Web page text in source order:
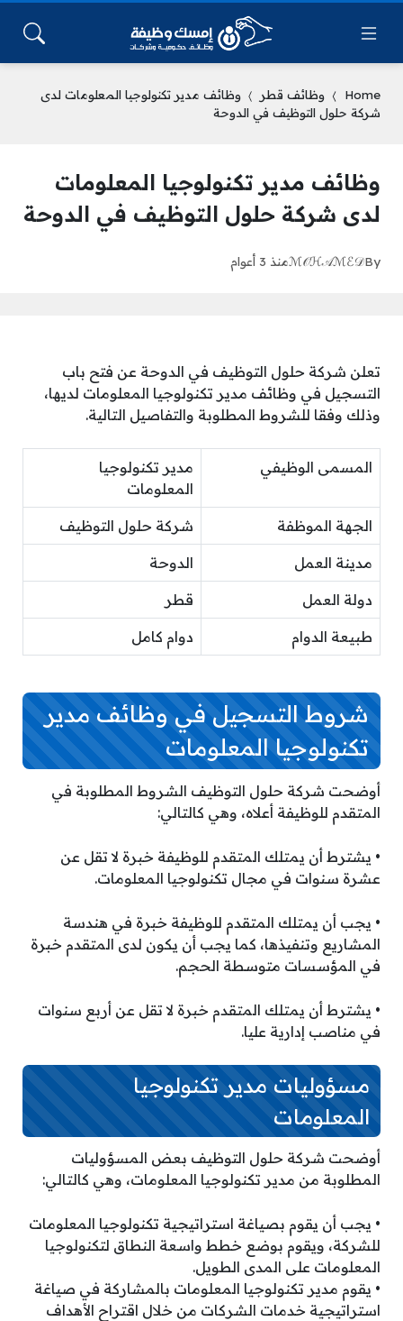
Home وظائف قطر
وظائف مدير تكنولوجيا المعلومات لدى
شركة حلول التوظيف في الدوحة
وظائف مدير تكنولوجيا المعلومات
لدى شركة حلول التوظيف في الدوحة
By
ℳ𝒪ℋ𝒜ℳℰ𝒟منذ 3 أعوام
تعلن شركة حلول التوظيف في الدوحة عن فتح باب
التسجيل في وظائف مدير تكنولوجيا المعلومات لديها،
وذلك وفقا للشروط المطلوبة والتفاصيل التالية.
المسمى الوظيفي
مدير تكنولوجيا
المعلومات
الجهة الموظفة شركة حلول التوظيف
مدينة العمل الدوحة
دولة العمل قطر
طبيعة الدوام دوام كامل
شروط التسجيل في وظائف مدير
تكنولوجيا المعلومات
أوضحت شركة حلول التوظيف الشروط المطلوبة في
المتقدم للوظيفة أعلاه، وهي كالتالي:
• يشترط أن يمتلك المتقدم للوظيفة خبرة لا تقل عن
عشرة سنوات في مجال تكنولوجيا المعلومات.
• يجب أن يمتلك المتقدم للوظيفة خبرة في هندسة
المشاريع وتنفيذها، كما يجب أن يكون لدى المتقدم خبرة
في المؤسسات متوسطة الحجم.
• يشترط أن يمتلك المتقدم خبرة لا تقل عن أربع سنوات
في مناصب إدارية عليا.
مسؤوليات مدير تكنولوجيا
المعلومات
أوضحت شركة حلول التوظيف بعض المسؤوليات
المطلوبة من مدير تكنولوجيا المعلومات، وهي كالتالي:
• يجب أن يقوم بصياغة استراتيجية تكنولوجيا المعلومات
للشركة، ويقوم بوضع خطط واسعة النطاق لتكنولوجيا
المعلومات على المدى الطويل.
• يقوم مدير تكنولوجيا المعلومات بالمشاركة في صياغة
استراتيجية خدمات الشركات من خلال اقتراح الأهداف